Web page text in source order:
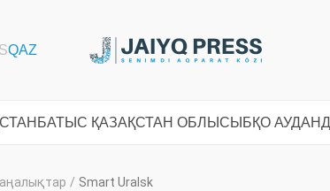
БАТЫС ҚАЗАҚСТАН ОБЛЫСЫ БҚО
/ Smart Uralsk